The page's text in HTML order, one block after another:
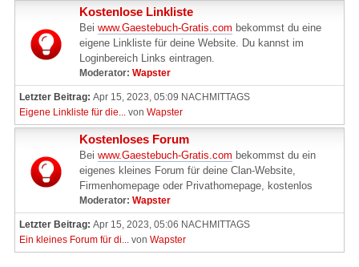
Kostenlose Linkliste
Bei www.Gaestebuch-Gratis.com bekommst du eine
eigene Linkliste für deine Website. Du kannst im
Loginbereich Links eintragen.
Moderator: Wapster
Letzter Beitrag: Apr 15, 2023, 05:09 NACHMITTAGS
Eigene Linkliste für die... von Wapster
Kostenloses Forum
Bei www.Gaestebuch-Gratis.com bekommst du ein
eigenes kleines Forum für deine Clan-Website,
Firmenhomepage oder Privathomepage, kostenlos
Moderator: Wapster
Letzter Beitrag: Apr 15, 2023, 05:06 NACHMITTAGS
Ein kleines Forum für di... von Wapster